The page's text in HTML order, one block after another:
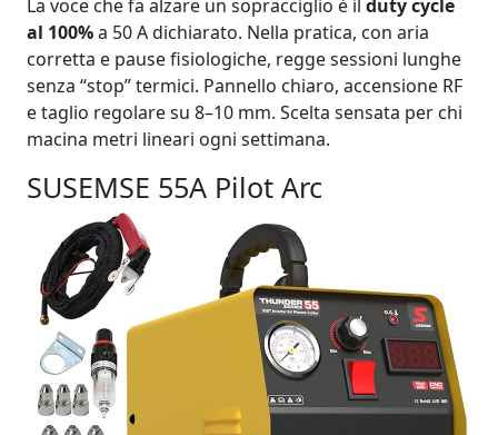
La voce che fa alzare un sopracciglio è il duty cycle
al 100%a 50 A dichiarato. Nella pratica, con aria
corretta e pause fisiologiche, regge sessioni lunghe
senza “stop” termici. Pannello chiaro, accensione RF
e taglio regolare su 8–10 mm. Scelta sensata per chi
macina metri lineari ogni settimana.
SUSEMSE 55A Pilot Arc